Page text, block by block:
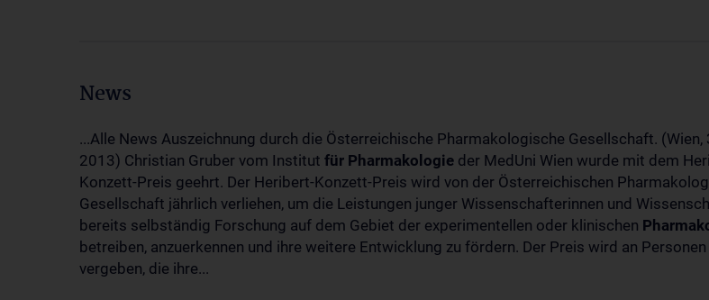
News
...Alle News Auszeichnung durch die Österreichische Pharmakologische Gesellschaft. (Wien,
2013) Christian Gruber vom Institut für Pharmakologie der MedUni Wien wurde mit dem
Konzett-Preis geehrt. Der Heribert-Konzett-Preis wird von der Österreichischen
Gesellschaft jährlich verliehen, um die Leistungen junger Wissenschafterinnen und
bereits selbständig Forschung auf dem Gebiet der experimentellen oder klinischen
betreiben, anzuerkennen und ihre weitere Entwicklung zu fördern. Der Preis wird an Personen
vergeben, die ihre...